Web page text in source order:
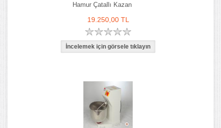
Hamur Çatallı Kazan
19.250,00 TL